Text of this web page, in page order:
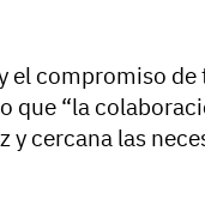
el compromiso
que “la
cercana las